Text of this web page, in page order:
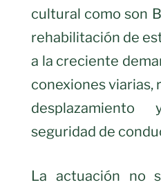
cultural como son
rehabilitación de
a la creciente
conexiones viarias,
seguridad de
La actuación no